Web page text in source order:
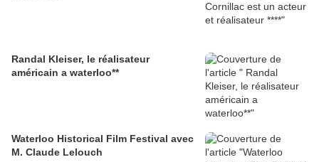
Randal Kleiser, le réalisateur
américain a waterloo**
Waterloo Historical Film Festival avec
M. Claude Lelouch